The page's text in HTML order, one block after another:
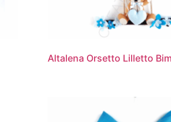
Altalena Orsetto Lilletto